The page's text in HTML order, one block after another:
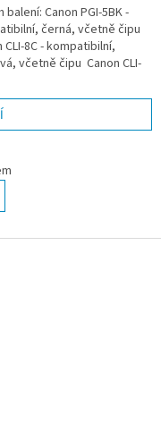
balení: Canon PGI-5BK -
černá, včetně čipu
CLI-8C - kompatibilní,
včetně čipu Canon CLI-
čipu Canon...